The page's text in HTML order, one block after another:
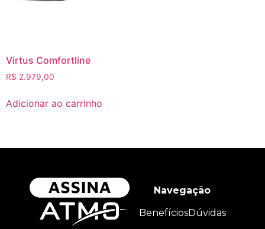
Virtus Comfortline
R$ 2.979,00
Adicionar ao carrinho
Navegação
BenefíciosDúvidas